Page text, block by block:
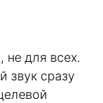
не для всех.
звук сразу